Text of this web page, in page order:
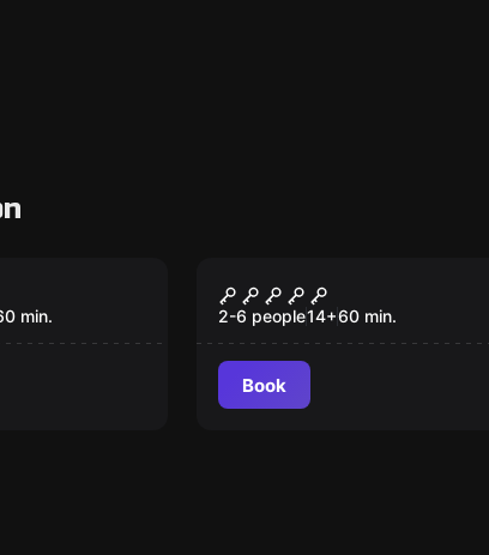
min.
Jungle
2-6 people14+60 min.
Book